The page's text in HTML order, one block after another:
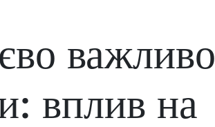
важливо
вплив на